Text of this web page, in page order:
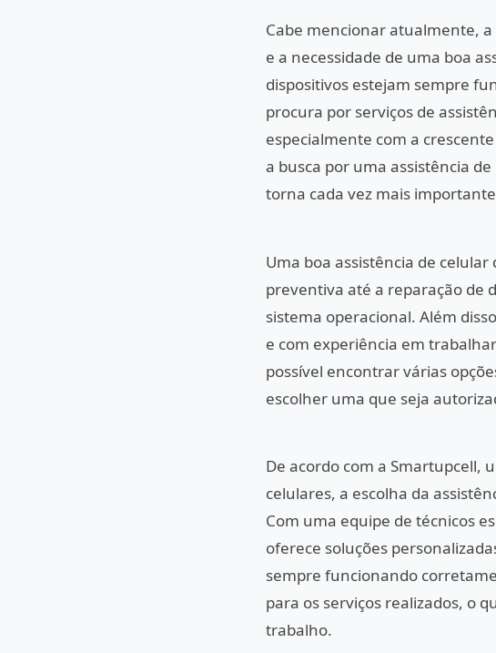
Cabe mencionar atualmente,
e a necessidade de uma boa
dispositivos estejam sempre
procura por serviços de
especialmente com a
a busca por uma assistência
torna cada vez mais
Uma boa assistência de
preventiva até a reparação de
sistema operacional. Além
e com experiência em
possível encontrar várias
escolher uma que seja
De acordo com a Smartupcell,
celulares, a escolha da
Com uma equipe de técnicos
oferece soluções
sempre funcionando
para os serviços realizados, o
trabalho.